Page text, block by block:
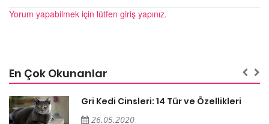
Yorum yapabilmek için lütfen giriş yapınız.
En Çok Okunanlar
Gri Kedi Cinsleri: 14 Tür ve Özellikleri
26.05.2020